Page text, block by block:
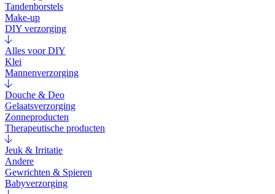
Tandenborstels
Make-up
DIY verzorging
Alles voor DIY
Klei
Mannenverzorging
Douche & Deo
Gelaatsverzorging
Zonneproducten
Therapeutische producten
Jeuk & Irritatie
Andere
Gewrichten & Spieren
Babyverzorging